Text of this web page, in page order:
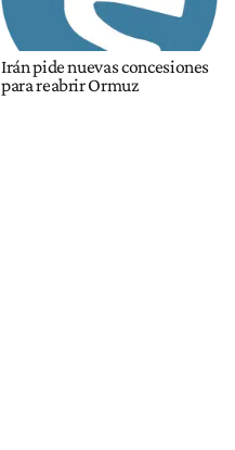
Irán pide nuevas concesiones
para reabrir Ormuz